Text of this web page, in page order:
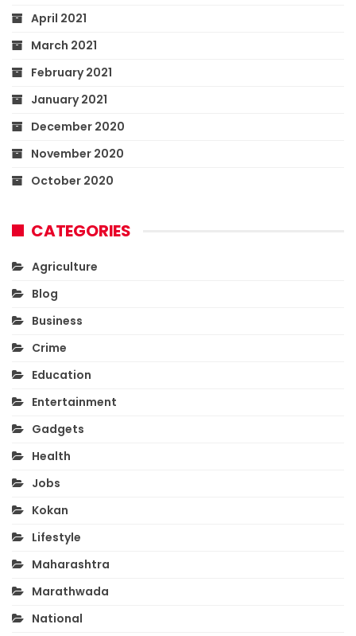
April 2021
March 2021
February 2021
January 2021
December 2020
November 2020
October 2020
CATEGORIES
Agriculture
Blog
Business
Crime
Education
Entertainment
Gadgets
Health
Jobs
Kokan
Lifestyle
Maharashtra
Marathwada
National